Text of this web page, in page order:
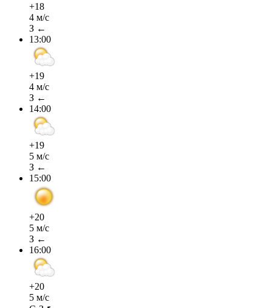
+18
4 м/с
З ←
13:00
+19
4 м/с
З ←
14:00
+19
5 м/с
З ←
15:00
+20
5 м/с
З ←
16:00
+20
5 м/с